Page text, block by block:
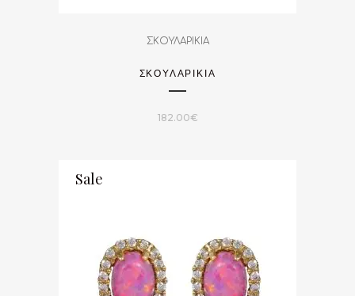
ΣΚΟΥΛΑΡΙΚΙΑ
ΣΚΟΥΛΑΡΙΚΙΑ
182.00€
Sale